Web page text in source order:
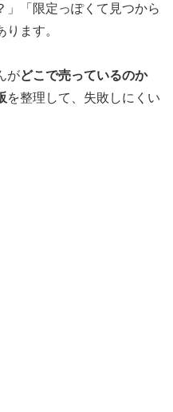
」「限定っぽくて見つから
ます。
がどこで売っているのか
を整理して、失敗しにくい